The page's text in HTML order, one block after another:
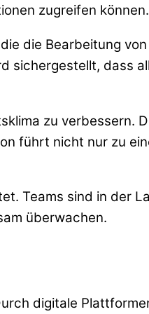
zugreifen können.
die Bearbeitung
sichergestellt, dass
zu verbessern.
führt nicht nur zu
Teams sind in der
überwachen.
digitale